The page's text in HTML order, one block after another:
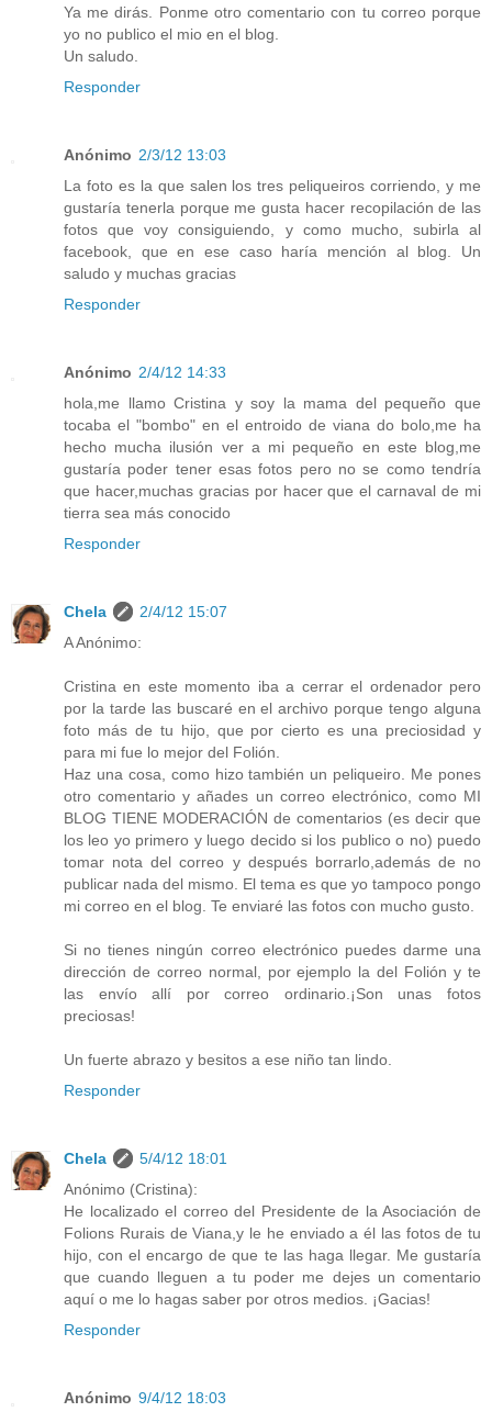
Ya me dirás. Ponme otro comentario con tu correo porque
yo no publico el mio en el blog.
Un saludo.
Responder
Anónimo 2/3/12 13:03
La foto es la que salen los tres peliqueiros corriendo, y me
gustaría tenerla porque me gusta hacer recopilación de las
fotos que voy consiguiendo, y como mucho, subirla al
facebook, que en ese caso haría mención al blog. Un
saludo y muchas gracias
Responder
Anónimo 2/4/12 14:33
hola,me llamo Cristina y soy la mama del pequeño que
tocaba el "bombo" en el entroido de viana do bolo,me ha
hecho mucha ilusión ver a mi pequeño en este blog,me
gustaría poder tener esas fotos pero no se como tendría
que hacer,muchas gracias por hacer que el carnaval de mi
tierra sea más conocido
Responder
Chela
2/4/12 15:07
A Anónimo:
Cristina en este momento iba a cerrar el ordenador pero
por la tarde las buscaré en el archivo porque tengo alguna
foto más de tu hijo, que por cierto es una preciosidad y
para mi fue lo mejor del Folión.
Haz una cosa, como hizo también un peliqueiro. Me pones
otro comentario y añades un correo electrónico, como MI
BLOG TIENE MODERACIÓN de comentarios (es decir que
los leo yo primero y luego decido si los publico o no) puedo
tomar nota del correo y después borrarlo,además de no
publicar nada del mismo. El tema es que yo tampoco pongo
mi correo en el blog. Te enviaré las fotos con mucho gusto.
Si no tienes ningún correo electrónico puedes darme una
dirección de correo normal, por ejemplo la del Folión y te
las envío allí por correo ordinario.¡Son unas fotos
preciosas!
Un fuerte abrazo y besitos a ese niño tan lindo.
Responder
Chela
5/4/12 18:01
Anónimo (Cristina):
He localizado el correo del Presidente de la Asociación de
Folions Rurais de Viana,y le he enviado a él las fotos de tu
hijo, con el encargo de que te las haga llegar. Me gustaría
que cuando lleguen a tu poder me dejes un comentario
aquí o me lo hagas saber por otros medios. ¡Gacias!
Responder
Anónimo 9/4/12 18:03